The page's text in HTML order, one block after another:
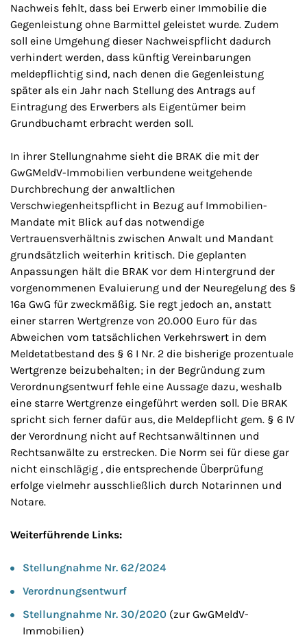
Nachweis fehlt, dass bei Erwerb einer Immobilie die
Gegenleistung ohne Barmittel geleistet wurde. Zudem
soll eine Umgehung dieser Nachweispflicht dadurch
verhindert werden, dass künftig Vereinbarungen
meldepflichtig sind, nach denen die Gegenleistung
später als ein Jahr nach Stellung des Antrags auf
Eintragung des Erwerbers als Eigentümer beim
Grundbuchamt erbracht werden soll.
In ihrer Stellungnahme sieht die BRAK die mit der
GwGMeldV-Immobilien verbundene weitgehende
Durchbrechung der anwaltlichen
Verschwiegenheitspflicht in Bezug auf Immobilien-
Mandate mit Blick auf das notwendige
Vertrauensverhältnis zwischen Anwalt und Mandant
grundsätzlich weiterhin kritisch. Die geplanten
Anpassungen hält die BRAK vor dem Hintergrund der
vorgenommenen Evaluierung und der Neuregelung des §
16a GwG für zweckmäßig. Sie regt jedoch an, anstatt
einer starren Wertgrenze von 20.000 Euro für das
Abweichen vom tatsächlichen Verkehrswert in dem
Meldetatbestand des § 6 I Nr. 2 die bisherige prozentuale
Wertgrenze beizubehalten; in der Begründung zum
Verordnungsentwurf fehle eine Aussage dazu, weshalb
eine starre Wertgrenze eingeführt werden soll. Die BRAK
spricht sich ferner dafür aus, die Meldepflicht gem. § 6 IV
der Verordnung nicht auf Rechtsanwältinnen und
Rechtsanwälte zu erstrecken. Die Norm sei für diese gar
nicht einschlägig , die entsprechende Überprüfung
erfolge vielmehr ausschließlich durch Notarinnen und
Notare.
Weiterführende Links:
Stellungnahme Nr. 62/2024
Verordnungsentwurf
Stellungnahme Nr. 30/2020 (zur GwGMeldV-
Immobilien)